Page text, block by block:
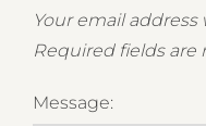
Your email
Required fields are
Message: